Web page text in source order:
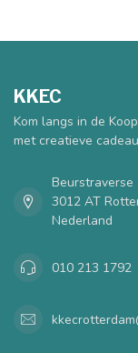
KKEC
Kom langs in de
met creatieve
Beurstraverse
3012 AT
Nederland
010 213 1792